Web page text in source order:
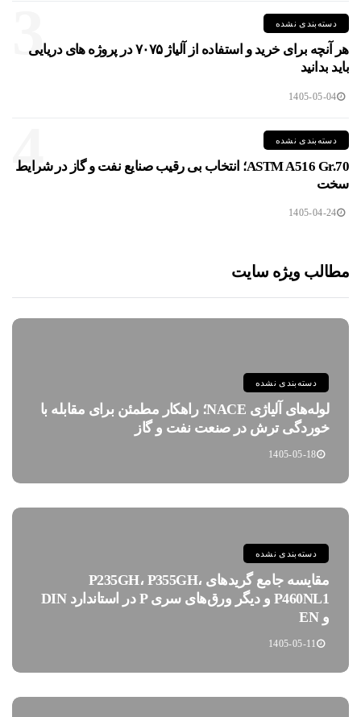
3 دسته‌بندی نشده
هر آنچه برای خرید و استفاده از آلیاژ ۷۰۷۵ در پروژه های دریایی
باید بدانید
1405-05-04
4 دسته‌بندی نشده
ASTM A516 Gr.70؛ انتخاب بی رقیب صنایع نفت و گاز در شرایط
سخت
1405-04-24
مطالب ویژه سایت
دسته‌بندی نشده
لوله‌های آلیاژی NACE؛ راهکار مطمئن برای مقابله با
خوردگی ترش در صنعت نفت و گاز
1405-05-18
دسته‌بندی نشده
مقایسه جامع گریدهای P235GH، P355GH،
P460NL1 و دیگر ورق‌های سری P در استاندارد DIN
و EN
1405-05-11